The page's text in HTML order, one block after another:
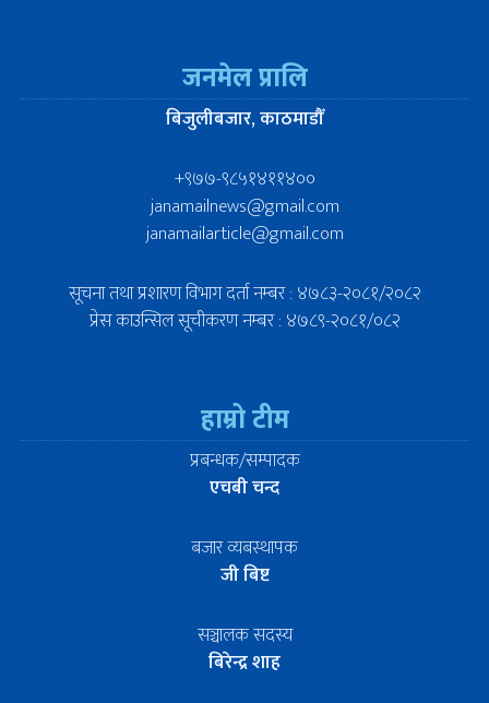
जनमेल प्रालि
बिजुलीबजार, काठमाडौँ
+९७७-९८५१४११४००
janamailnews@gmail.com
janamailarticle@gmail.com
सूचना तथा प्रशारण विभाग दर्ता नम्बर : ४७८३-२०८१/२०८२
प्रेस काउन्सिल सूचीकरण नम्बर : ४७८९-२०८१/०८२
हाम्रो टीम
प्रबन्धक/सम्पादक
एचबी चन्द
बजार व्यबस्थापक
जी बिष्ट
सञ्चालक सदस्य
बिरेन्द्र शाह